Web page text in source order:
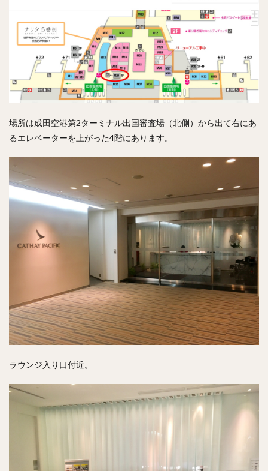
場所は成田空港第2ターミナル出国審査場（北側）から出て右にあ
るエレベーターを上がった4階にあります。
ラウンジ入り口付近。